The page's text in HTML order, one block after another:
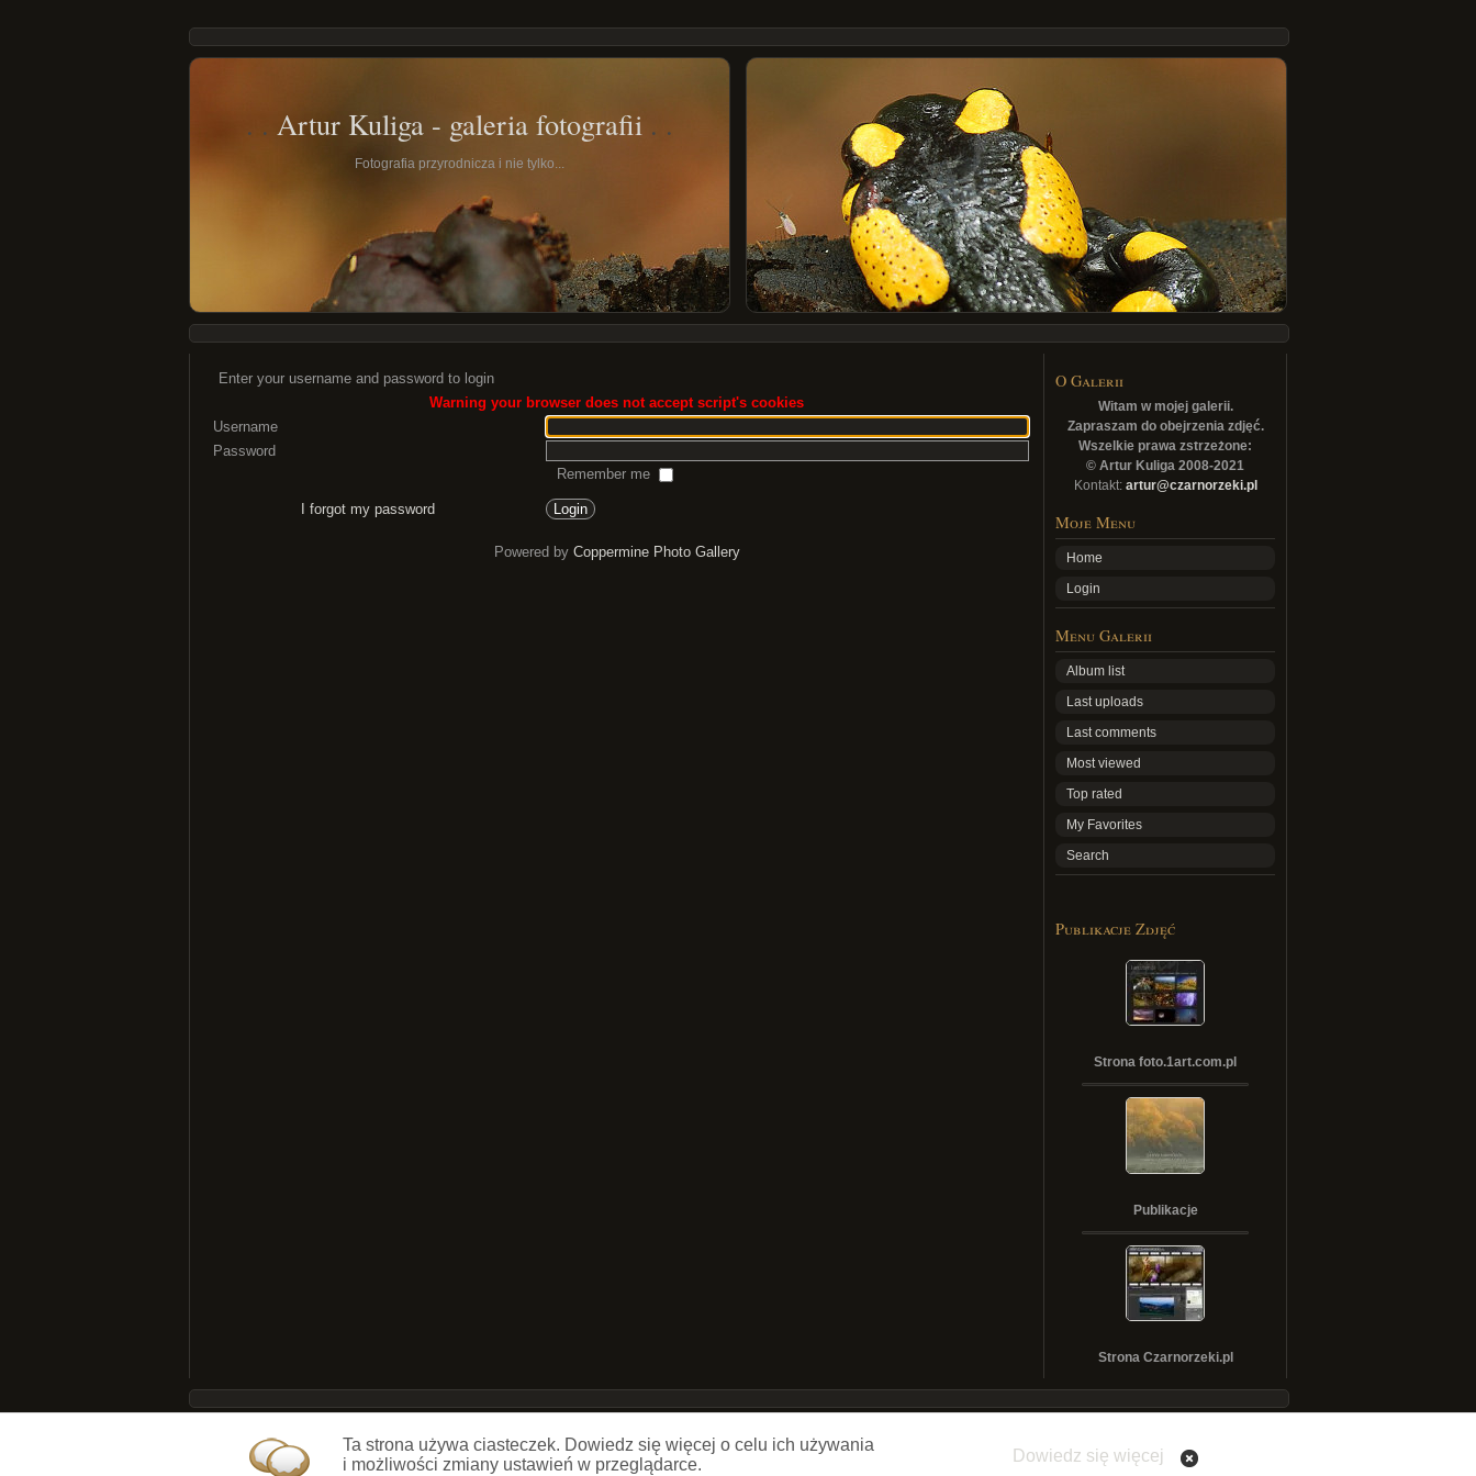
Artur Kuliga - galeria fotografii
Fotografia przyrodnicza i nie tylko...
Enter your username and password to login
Warning your browser does not accept script's cookies
Username
Password
Remember me
I forgot my password
Powered by Coppermine Photo Gallery
O Galerii
Witam w mojej galerii.
Zapraszam do obejrzenia zdjęć.
Wszelkie prawa zstrzeżone:
© Artur Kuliga 2008-2021
Kontakt: artur@czarnorzeki.pl
Moje Menu
Home
Login
Menu Galerii
Album list
Last uploads
Last comments
Most viewed
Top rated
My Favorites
Search
Publikacje Zdjęć
Strona foto.1art.com.pl
Publikacje
Strona Czarnorzeki.pl
Dowiedz się więcej
Ta strona używa ciasteczek. Dowiedz się więcej o celu ich używania
i możliwości zmiany ustawień w przeglądarce.